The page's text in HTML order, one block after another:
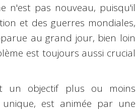
n'est pas nouveau, puisqu'il
et des guerres mondiales,
au grand jour, bien loin
est toujours aussi crucial
un objectif plus ou moins
est animée par une